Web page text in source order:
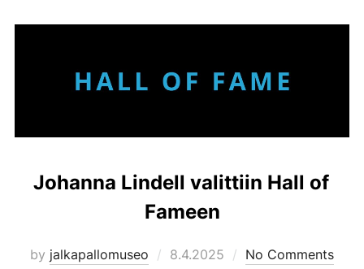
Johanna Lindell valittiin Hall of
Fameen
by jalkapallomuseo
Posted
8.4.2025 No Comments